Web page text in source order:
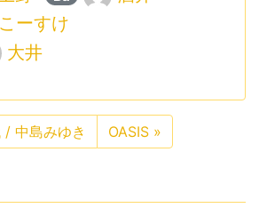
こーすけ
大井
/ 中島みゆき OASIS »